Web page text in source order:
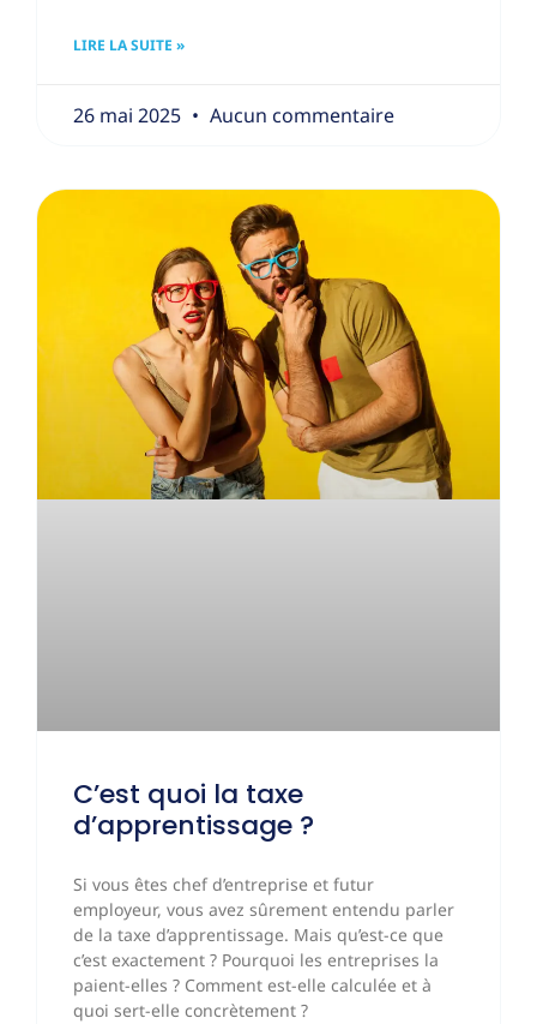
LIRE LA SUITE »
26 mai 2025 Aucun commentaire
C’est quoi la taxe
d’apprentissage ?
Si vous êtes chef d’entreprise et futur
employeur, vous avez sûrement entendu parler
de la taxe d’apprentissage. Mais qu’est-ce que
c’est exactement ? Pourquoi les entreprises la
paient-elles ? Comment est-elle calculée et à
quoi sert-elle concrètement ?